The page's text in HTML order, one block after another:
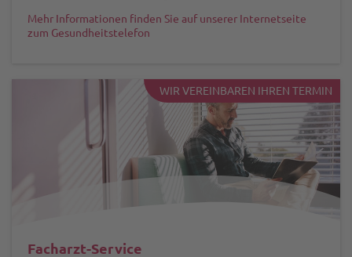
Mehr Informationen finden Sie auf unserer Internetseite
zum Gesundheitstelefon
WIR VEREINBAREN IHREN TERMIN
Facharzt-Service